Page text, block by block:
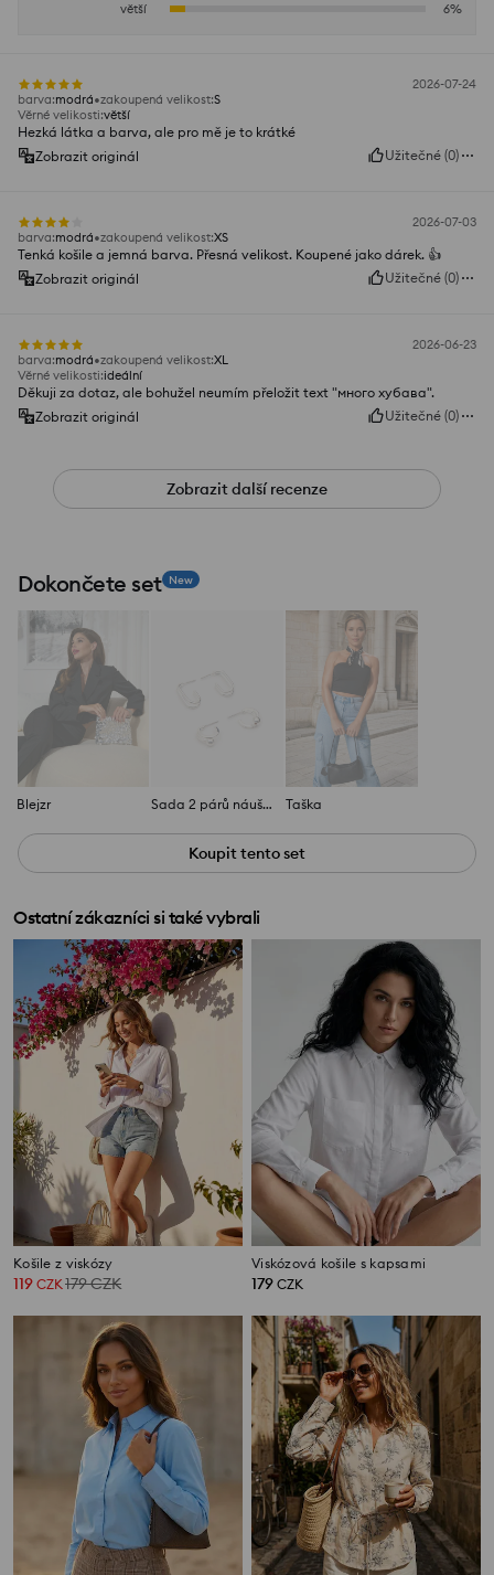
větší
6%
2026-07-24
barva:modrá zakoupená velikost:S
Věrné velikosti:větší
Hezká látka a barva, ale pro mě je to krátké
Zobrazit originál
Užitečné (0)
2026-07-03
barva:modrá zakoupená velikost:XS
Tenká košile a jemná barva. Přesná velikost. Koupené jako dárek. 👍️
Zobrazit originál
Užitečné (0)
2026-06-23
barva:modrá zakoupená velikost:XL
Věrné velikosti:ideální
Děkuji za dotaz, ale bohužel neumím přeložit text "много хубава".
Zobrazit originál
Užitečné (0)
Zobrazit další recenze
Dokončete set New
Blejzr Sada 2 párů náušnic Taška
Koupit tento set
Ostatní zákazníci si také vybrali
Košile z viskózy
119 CZK179CZK
Viskózová košile s kapsami
179 CZK